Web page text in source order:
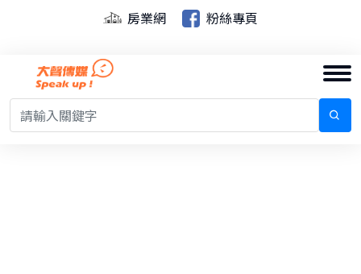
房業網 粉絲專頁